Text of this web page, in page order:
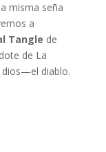
misma seña
a
Tangle de
de La
dios—el diablo.